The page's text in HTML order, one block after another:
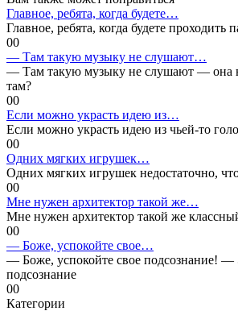
Главное, ребята, когда будете…
Главное, ребята, когда будете проходить
00
— Там такую музыку не слушают…
— Там такую музыку не слушают — она
там?
00
Если можно украсть идею из…
Если можно украсть идею из чьей-то
00
Одних мягких игрушек…
Одних мягких игрушек недостаточно,
00
Мне нужен архитектор такой же…
Мне нужен архитектор такой же
00
— Боже, успокойте свое…
— Боже, успокойте свое подсознание! —
подсознание
00
Категории